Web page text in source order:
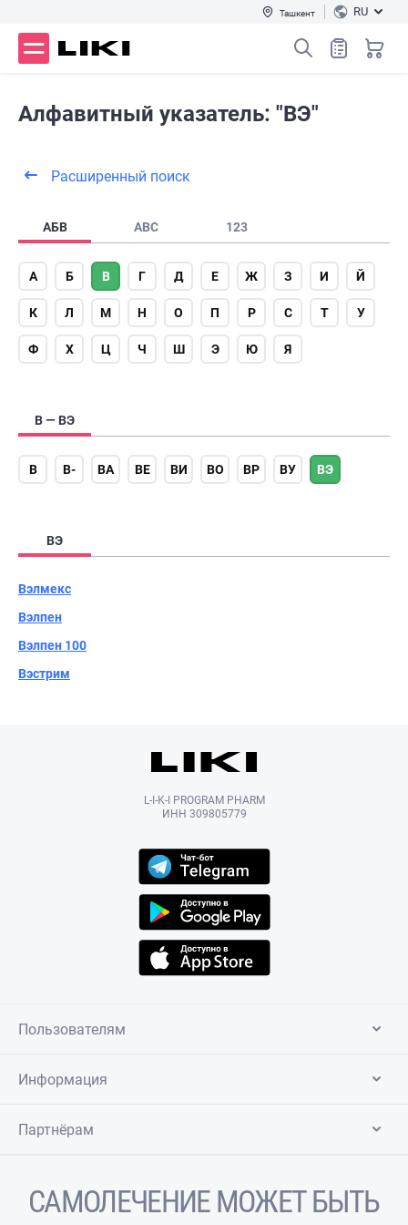
Ташкент RU
Алфавитный указатель: "ВЭ"
Расширенный поиск
АБВ ABC 123
А Б В Г Д Е Ж З И Й
К Л М Н О П Р С Т У
Ф Х Ц Ч Ш Э Ю Я
В — ВЭ
В В- ВА ВЕ ВИ ВО ВР ВУ ВЭ
ВЭ
Вэлмекс
Вэлпен
Вэлпен 100
Вэстрим
L-I-K-I PROGRAM PHARM
ИНН 309805779
Пользователям
Информация
Партнёрам
САМОЛЕЧЕНИЕ МОЖЕТ БЫТЬ